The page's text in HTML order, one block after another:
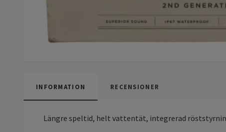
INFORMATION RECENSIONER
Längre speltid, helt vattentät, integrerad